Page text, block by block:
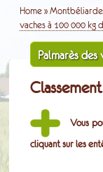
Home »
vaches à 100 000 kg
Palmarès
Vous
cliquant sur les